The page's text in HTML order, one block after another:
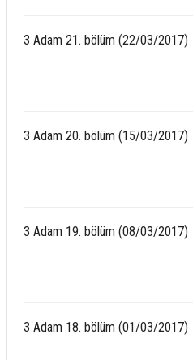
3 Adam 21. bölüm (22/03/2017)
3 Adam 20. bölüm (15/03/2017)
3 Adam 19. bölüm (08/03/2017)
3 Adam 18. bölüm (01/03/2017)